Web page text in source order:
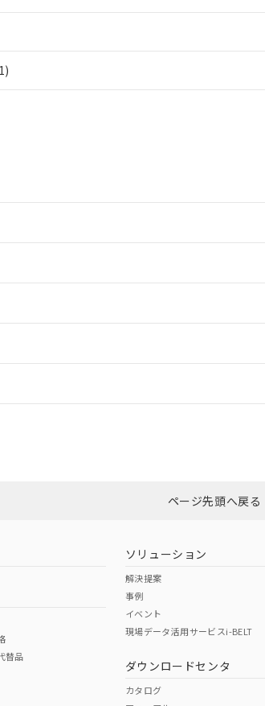
ダウンロードはこちら
Cr(VI)
（日本
（アメリカ
その他の認証
ページ先頭へ戻る
替品
ソリューション
解決提案
事例
イベント
現場データ活用サービスi-BELT
ダウンロードセンタ
カタログ